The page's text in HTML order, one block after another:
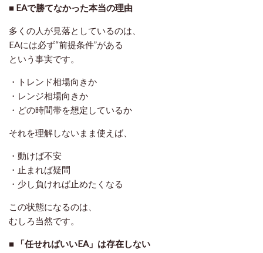
■ EAで勝てなかった本当の理由
多くの人が見落としているのは、
EAには必ず“前提条件”がある
という事実です。
・トレンド相場向きか
・レンジ相場向きか
・どの時間帯を想定しているか
それを理解しないまま使えば、
・動けば不安
・止まれば疑問
・少し負ければ止めたくなる
この状態になるのは、
むしろ当然です。
■ 「任せればいいEA」は存在しない